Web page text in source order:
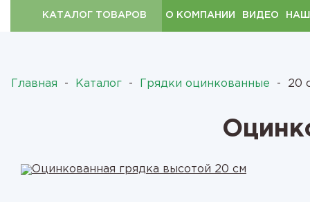
КАТАЛОГ ТОВАРОВ О КОМПАНИИ ВИДЕО
Главная - Каталог - Грядки оцинкованные - 20